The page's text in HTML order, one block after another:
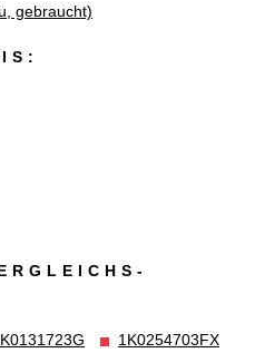
gebraucht)
1K0254703FX